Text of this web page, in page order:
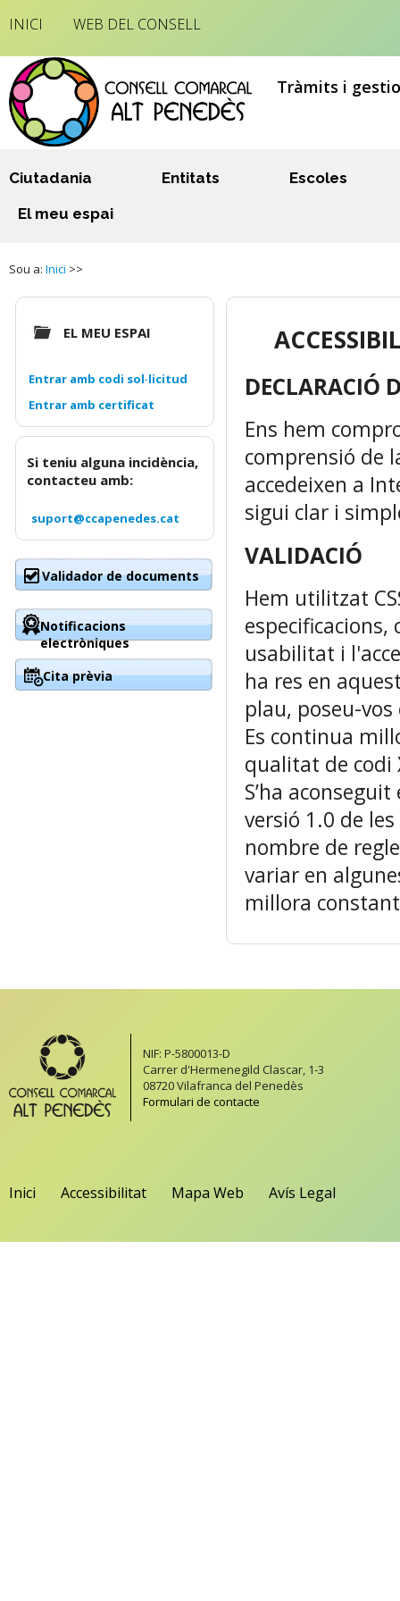
INICI WEB DEL CONSELL
Tràmits i
Ciutadania Entitats
Escoles
El meu espai
Sou a: Inici >>
DECLARACIÓ
Ens hem
comprensió de
accedeixen a
sigui clar i
VALIDACIÓ
Hem utilitzat
usabilitat i
ha res en
plau, poseu-
Es continua
qualitat de codi
S’ha
versió 1.0 de
nombre de
variar en
millora
EL MEU ESPAI
Entrar amb codi sol·licitud
Si teniu alguna incidència,
contacteu amb:
suport@ccapenedes.cat
Validador de documents
Notificacions
electròniques
Cita prèvia
NIF: P-5800013-D
Carrer d'Hermenegild Clascar, 1-3
08720 Vilafranca del Penedès
Formulari de contacte
Inici Accessibilitat Mapa Web Avís Legal